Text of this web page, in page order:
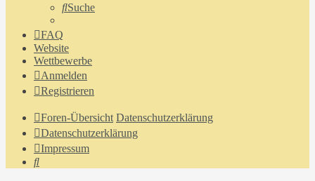
Suche
FAQ
Website
Wettbewerbe
Anmelden
Registrieren
Foren-Übersicht Datenschutzerklärung
Datenschutzerklärung
Impressum
Suche